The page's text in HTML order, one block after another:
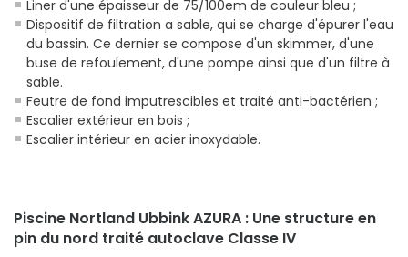
Liner d'une épaisseur de 75/100em de couleur bleu ;
Dispositif de filtration a sable, qui se charge d'épurer l'eau
du bassin. Ce dernier se compose d'un skimmer, d'une
buse de refoulement, d'une pompe ainsi que d'un filtre à
sable.
Feutre de fond imputrescibles et traité anti-bactérien ;
Escalier extérieur en bois ;
Escalier intérieur en acier inoxydable.
Piscine Nortland Ubbink AZURA : Une structure en
pin du nord traité autoclave Classe IV